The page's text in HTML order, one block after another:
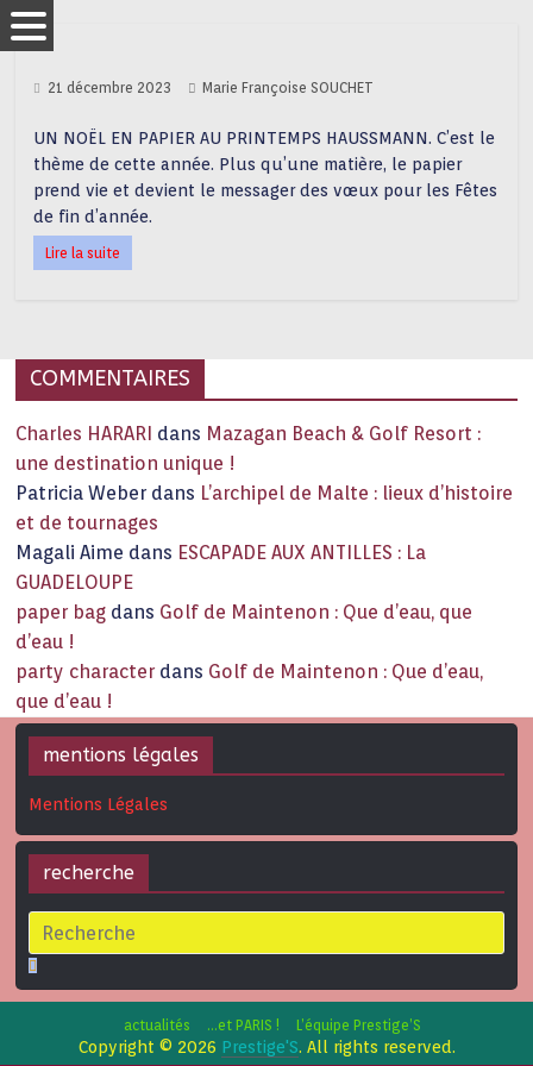
21 décembre 2023 Marie Françoise SOUCHET
UN NOËL EN PAPIER AU PRINTEMPS HAUSSMANN. C’est le
thème de cette année. Plus qu’une matière, le papier
prend vie et devient le messager des vœux pour les Fêtes
de fin d’année.
Lire la suite
COMMENTAIRES
Charles HARARI dans Mazagan Beach & Golf Resort :
une destination unique !
Patricia Weber dans L’archipel de Malte : lieux d’histoire
et de tournages
Magali Aime dans ESCAPADE AUX ANTILLES : La
GUADELOUPE
paper bag dans Golf de Maintenon : Que d’eau, que
d’eau !
party character dans Golf de Maintenon : Que d’eau,
que d’eau !
mentions légales
Mentions Légales
recherche
actualités …et PARIS ! L’équipe Prestige’S
Copyright © 2026 Prestige'S. All rights reserved.